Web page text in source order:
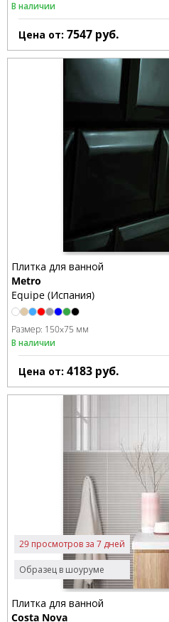
В наличии
Цена от: 7547 руб.
Плитка для ванной
Metro
Equipe (Испания)
Размер: 150x75 мм
В наличии
Цена от: 4183 руб.
Образец в шоуруме
29 просмотров за 7 дней
Плитка для ванной
Costa Nova